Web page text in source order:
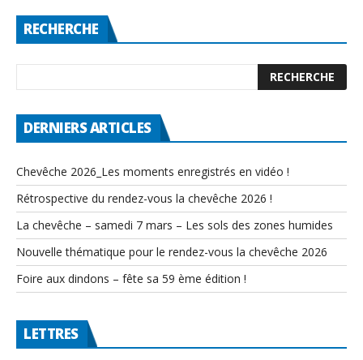
RECHERCHE
DERNIERS ARTICLES
Chevêche 2026_Les moments enregistrés en vidéo !
Rétrospective du rendez-vous la chevêche 2026 !
La chevêche – samedi 7 mars – Les sols des zones humides
Nouvelle thématique pour le rendez-vous la chevêche 2026
Foire aux dindons – fête sa 59 ème édition !
LETTRES